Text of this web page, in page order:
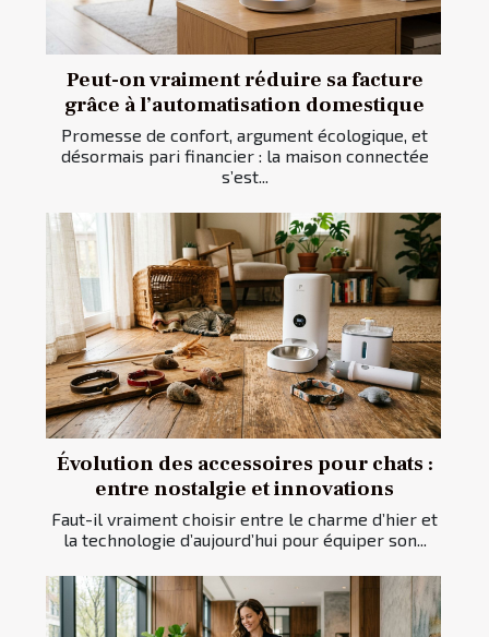
Peut-on vraiment réduire sa facture
grâce à l’automatisation domestique
Promesse de confort, argument écologique, et
désormais pari financier : la maison connectée
s’est...
Évolution des accessoires pour chats :
entre nostalgie et innovations
Faut-il vraiment choisir entre le charme d’hier et
la technologie d’aujourd’hui pour équiper son...